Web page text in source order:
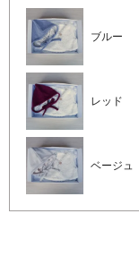
ブルー
レッド
ベージュ